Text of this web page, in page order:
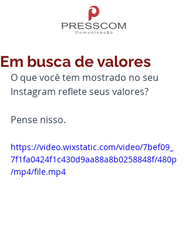
Em busca de valores
O que você tem mostrado no seu
Instagram reflete seus valores?
Pense nisso.
https://video.wixstatic.com/video/7bef09_
7f1fa0424f1c430d9aa88a8b0258848f/480p
/mp4/file.mp4